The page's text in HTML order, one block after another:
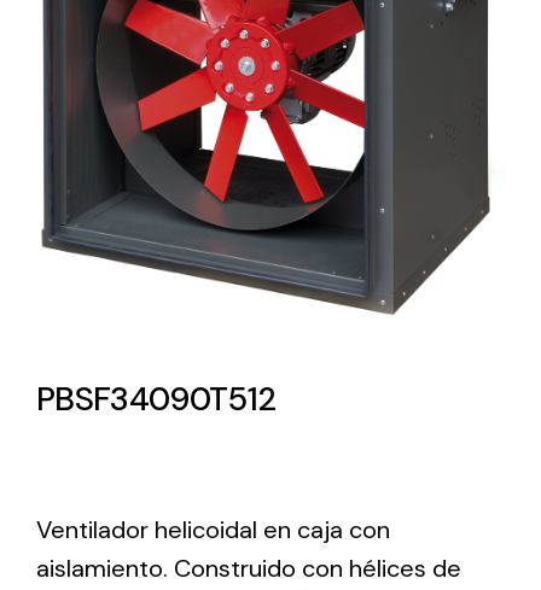
Lighting and Electrical
Equipment
Complete solutions in lighting and electrical
material for each project and need
Amplia gama de ventiladores y equipos de
PBSF34090T512
Ventilador helicoidal en caja con
aislamiento. Construido con hélices de